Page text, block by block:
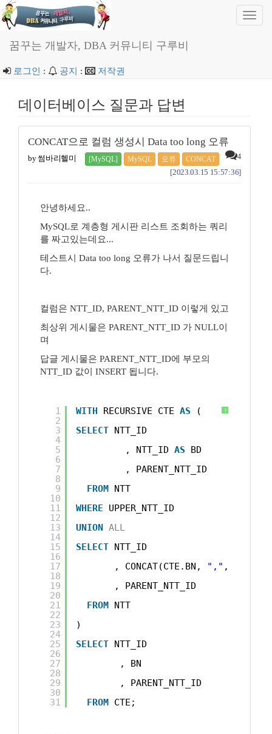
꿈꾸는 개발자, DBA 커뮤니티 구루비
로그인 : 공지 : 저작권
데이터베이스 질문과 답변
CONCAT으로 컬럼 생성시 Data too long 오류
4
by 썸바리헬미 [MySQL] MySQL 오류 CONCAT
[2023.03.15 15:57:36]
안녕하세요..
MySQL로 계층형 게시판 리스트 조회하는 쿼리
를 짜고있는데요...
테스트시 Data too long 오류가 나서 질문드립니
다.
컬럼은 NTT_ID, PARENT_NTT_ID 이렇게 있고
최상위 게시물은 PARENT_NTT_ID 가 NULL이
며
답글 게시물은 PARENT_NTT_ID에 부모의
NTT_ID 값이 INSERT 됩니다.
?
1
2
3
4
5
6
7
8
9
10
11
12
13
14
15
16
17
18
19
20
21
22
23
24
25
26
27
28
29
30
31
WITH RECURSIVE CTE AS
(
SELECT NTT_ID
, NTT_ID AS
BD
, PARENT_NTT_ID
FROM NTT
WHERE
UPPER_NTT_ID
UNION ALL
SELECT NTT_ID
, CONCAT(CTE.BN,
"," ,
, PARENT_NTT_ID
FROM NTT
)
SELECT NTT_ID
, BN
, PARENT_NTT_ID
FROM CTE;